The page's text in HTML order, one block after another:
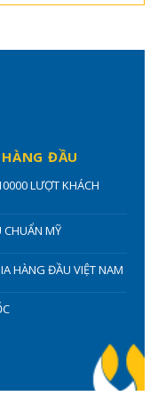
ĐẦU
LƯỢT KHÁCH
CHUẨN MỸ
HÀNG ĐẦU VIỆT NAM